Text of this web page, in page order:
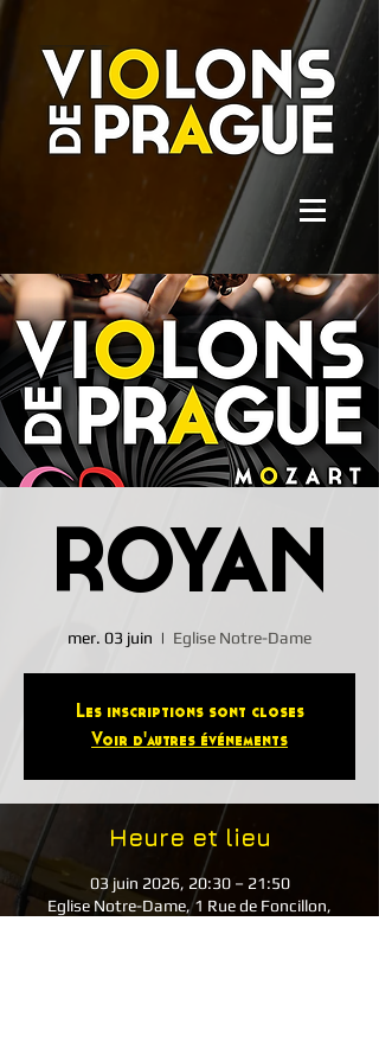
ROYAN
mer. 03 juin
  |
Eglise Notre-Dame
Les inscriptions sont closes
Voir d'autres événements
Heure et lieu
03 juin 2026, 20:30 – 21:50
Eglise Notre-Dame, 1 Rue de Foncillon,